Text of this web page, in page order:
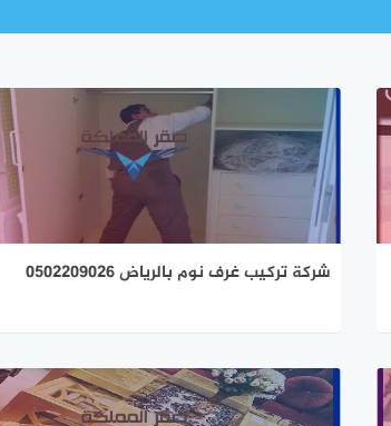
شركة تركيب غرف نوم بالرياض 0502209026